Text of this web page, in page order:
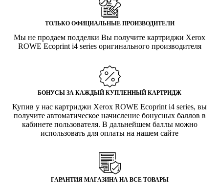
ТОЛЬКО ОФИЦИАЛЬНЫЕ ПРОИЗВОДИТЕЛИ
Мы не продаем подделки Вы получите картриджи Xerox
ROWE Ecoprint i4 series оригинального производителя
БОНУСЫ ЗА КАЖДЫЙ КУПЛЕННЫЙ КАРТРИДЖ
Купив у нас картриджи Xerox ROWE Ecoprint i4 series, вы
получите автоматическое начисление бонусных баллов в
кабинете пользователя. В дальнейшем баллы можно
использовать для оплаты на нашем сайте
ГАРАНТИЯ МАГАЗИНА НА ВСЕ ТОВАРЫ